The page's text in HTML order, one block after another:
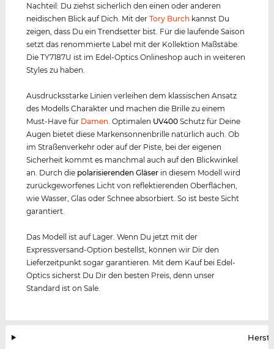
Nachteil: Du ziehst sicherlich den einen oder anderen
neidischen Blick auf Dich. Mit derTory Burch kannst Du
zeigen, dass Du ein Trendsetter bist. Für die laufende Saison
setzt das renommierte Label mit der Kollektion Maßstäbe.
Die TY7187U ist im Edel-Optics Onlineshop auch in weiteren
Styles zu haben.
Ausdrucksstarke Linien verleihen dem klassischen Ansatz
des Modells Charakter und machen die Brille zu einem
Must-Have für Damen . Optimalen UV400 Schutz für Deine
Augen bietet diese Markensonnenbrille natürlich auch. Ob
im Straßenverkehr oder auf der Piste, bei der eigenen
Sicherheit kommt es manchmal auch auf den Blickwinkel
an. Durch die polarisierenden Gläser in diesem Modell wird
zurückgeworfenes Licht von reflektierenden Oberflächen,
wie Wasser, Glas oder Schnee absorbiert. So ist beste Sicht
garantiert.
Das Modell ist auf Lager. Wenn Du jetzt mit der
Expressversand-Option bestellst, können wir Dir den
Lieferzeitpunkt sogar garantieren. Mit dem Kauf bei Edel-
Optics sicherst Du Dir den besten Preis, denn unser
Standard ist on Sale.